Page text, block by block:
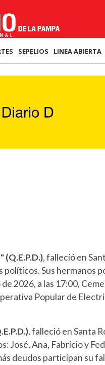
SEPELIOS LINEA ABIERTA
(Q.E.P.D.), falleció en
políticos. Sus
2026, a las 17:00,
Popular de
, falleció en Santa
José, Ana, Fabricio y
deudos participan su